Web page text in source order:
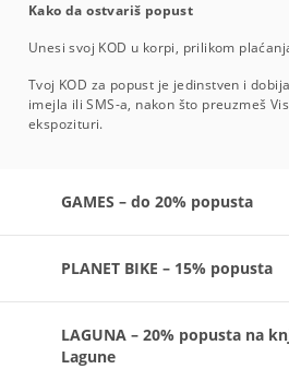
Kako da ostvariš popust
Unesi svoj KOD u korpi, prilikom
Tvoj KOD za popust je jedinstven i
imejla ili SMS-a, nakon što preuzmeš
ekspozituri.
GAMES – do 20% popusta
PLANET BIKE – 15% popusta
LAGUNA – 20% popusta na
Lagune